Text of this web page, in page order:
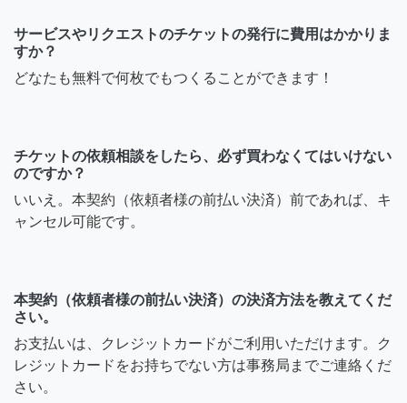
サービスやリクエストのチケットの発行に費用はかかりま
すか？
どなたも無料で何枚でもつくることができます！
チケットの依頼相談をしたら、必ず買わなくてはいけない
のですか？
いいえ。本契約（依頼者様の前払い決済）前であれば、キ
ャンセル可能です。
本契約（依頼者様の前払い決済）の決済方法を教えてくだ
さい。
お支払いは、クレジットカードがご利用いただけます。ク
レジットカードをお持ちでない方は事務局までご連絡くだ
さい。